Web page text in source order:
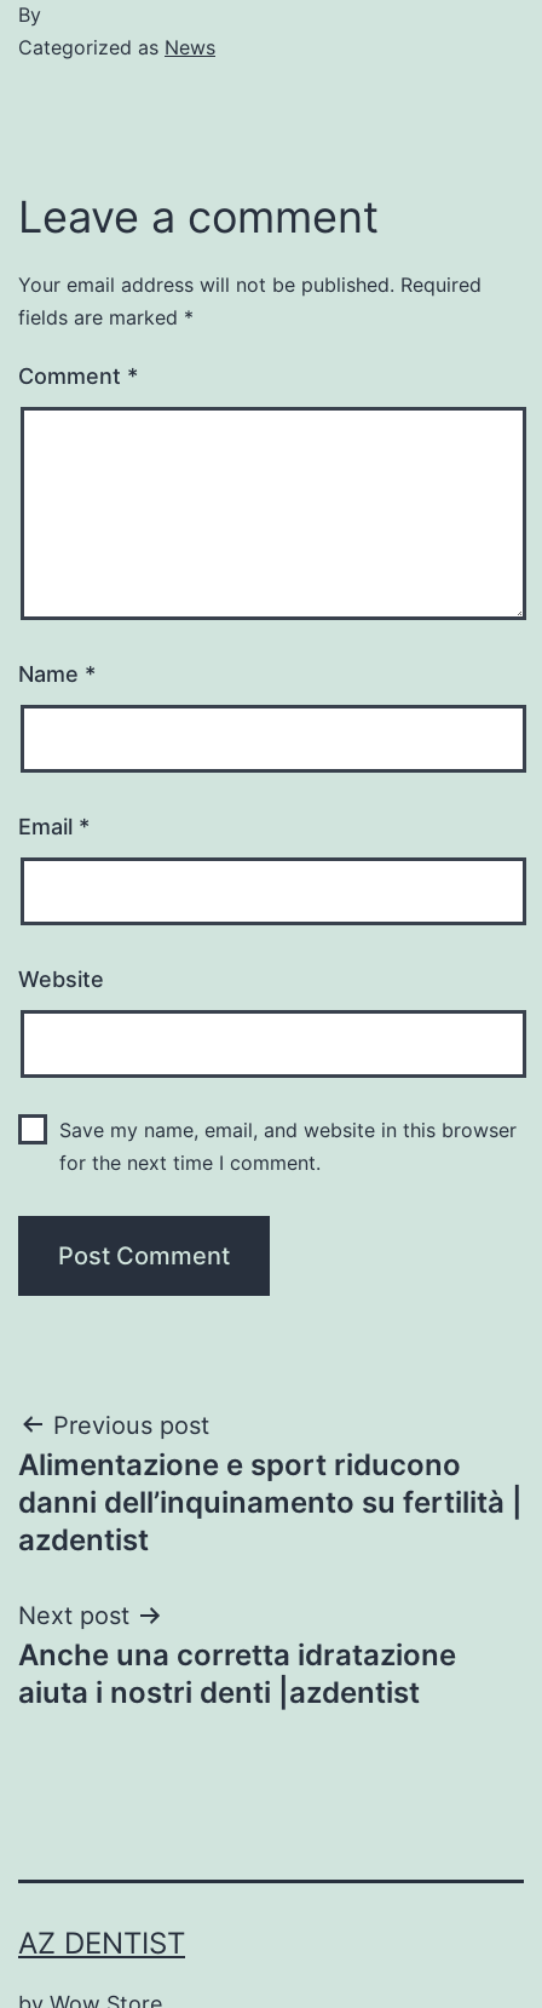
By
Categorized as News
Leave a comment
Your email address will not be published. Required
fields are marked *
Comment *
Name *
Email *
Website
Save my name, email, and website in this browser
for the next time I comment.
Post
navigation
Previous post
Alimentazione e sport riducono
danni dell’inquinamento su fertilità |
azdentist
Next post
Anche una corretta idratazione
aiuta i nostri denti |azdentist
AZ DENTIST